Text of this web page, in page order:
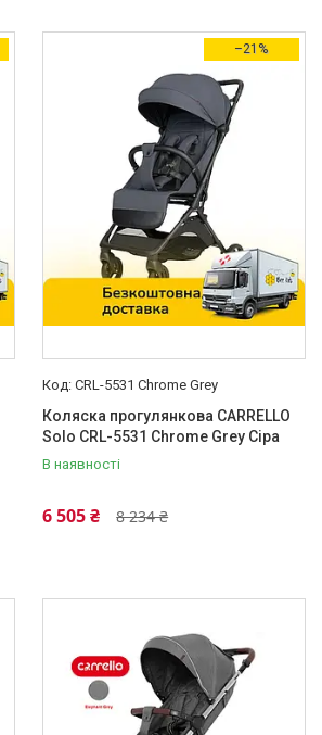
–21%
CRL-5531 Chrome Grey
Коляска прогулянкова CARRELLO
Solo CRL-5531 Chrome Grey Сіра
В наявності
8 234 ₴
6 505 ₴